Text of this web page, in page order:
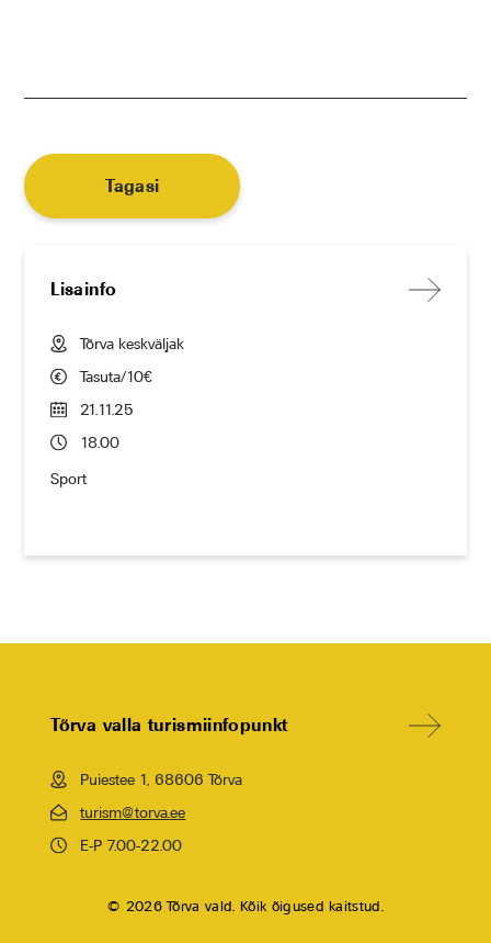
Lisainfo
Tõrva keskväljak
Tasuta/10€
21.11.25
18.00
Sport
Tagasi
Tõrva valla turismiinfopunkt
Puiestee 1, 68606 Tõrva
turism@torva.ee
E-P 7.00-22.00
© 2026 Tõrva vald. Kõik õigused kaitstud.